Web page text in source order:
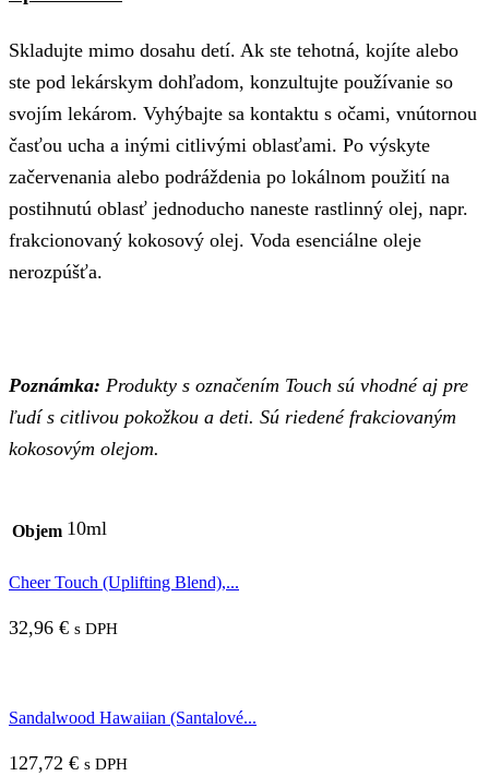
Skladujte mimo dosahu detí. Ak ste tehotná, kojíte alebo
ste pod lekárskym dohľadom, konzultujte používanie so
svojím lekárom. Vyhýbajte sa kontaktu s očami, vnútornou
časťou ucha a inými citlivými oblasťami. Po výskyte
začervenania alebo podráždenia po lokálnom použití na
postihnutú oblasť jednoducho naneste rastlinný olej, napr.
frakcionovaný kokosový olej. Voda esenciálne oleje
nerozpúšťa.
Poznámka: Produkty s označením Touch sú vhodné aj pre
ľudí s citlivou pokožkou a deti. Sú riedené frakciovaným
kokosovým olejom.
Objem 10ml
Cheer Touch (Uplifting Blend),...
32,96 € s DPH
Sandalwood Hawaiian (Santalové...
127,72 € s DPH